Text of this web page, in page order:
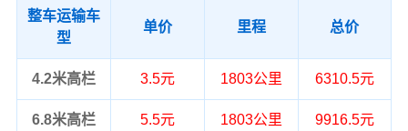
整车运输车
型
单价 里程 总价
4.2米高栏 3.5元 1803公里 6310.5元
6.8米高栏 5.5元 1803公里 9916.5元